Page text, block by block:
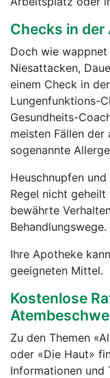
Checks in der
Doch wie
Niesattacken,
einem Check in
Lungenfunktions-
Gesundheits-
meisten Fällen
sogenannte
Heuschnupfen
Regel nicht
bewährte
Behandlungswege.
Ihre Apotheke
geeigneten Mittel.
Kostenlose
Zu den Themen
oder «Die Haut»
Informationen und